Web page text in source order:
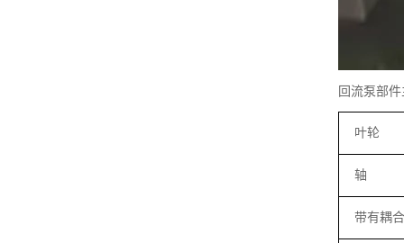
回流泵部
叶轮
轴
带有耦